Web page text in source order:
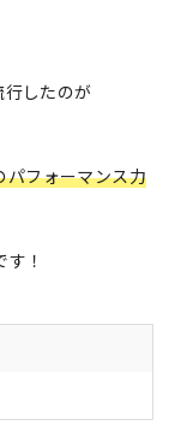
したのが
パフォーマンス力
！